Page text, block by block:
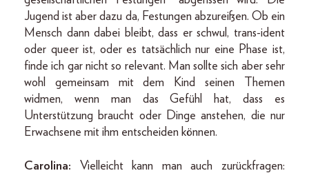
Jugend ist aber dazu da, Festungen abzureißen. Ob ein
Mensch dann dabei bleibt, dass er schwul, trans-ident
oder queer ist, oder es tatsächlich nur eine Phase ist,
finde ich gar nicht so relevant. Man sollte sich aber sehr
wohl gemeinsam mit dem Kind seinen Themen
widmen, wenn man das Gefühl hat, dass es
Unterstützung braucht oder Dinge anstehen, die nur
Erwachsene mit ihm entscheiden können.
Carolina: Vielleicht kann man auch zurückfragen: